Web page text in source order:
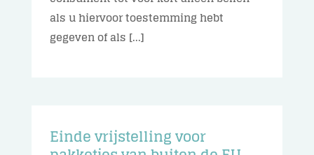
als u hiervoor toestemming hebt
gegeven of als [...]
Einde vrijstelling voor